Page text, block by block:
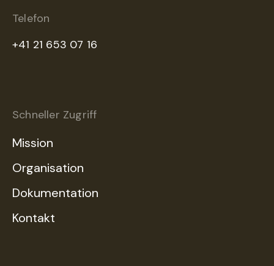
Telefon
+41 21 653 07 16
Schneller Zugriff
Mission
Organisation
Dokumentation
Kontakt